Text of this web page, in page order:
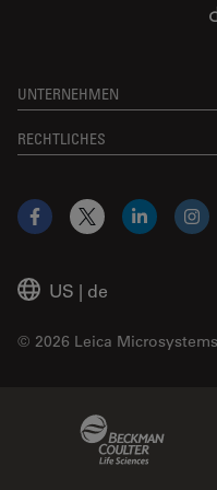
UNTERNEHMEN
RECHTLICHES
US | de
© 2026 Leica Microsystems
Facebook
X LinkedIn